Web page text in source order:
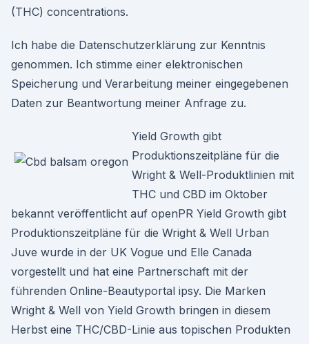
(THC) concentrations.
Ich habe die Datenschutzerklärung zur Kenntnis
genommen. Ich stimme einer elektronischen
Speicherung und Verarbeitung meiner eingegebenen
Daten zur Beantwortung meiner Anfrage zu.
Yield Growth gibt
Produktionszeitpläne für die
Wright & Well-Produktlinien mit
THC und CBD im Oktober
bekannt veröffentlicht auf openPR Yield Growth gibt
Produktionszeitpläne für die Wright & Well Urban
Juve wurde in der UK Vogue und Elle Canada
vorgestellt und hat eine Partnerschaft mit der
führenden Online-Beautyportal ipsy. Die Marken
Wright & Well von Yield Growth bringen in diesem
Herbst eine THC/CBD-Linie aus topischen Produkten